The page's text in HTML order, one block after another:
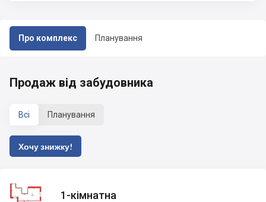
Про комплекс Планування
Продаж від забудовника
Всі Планування
Хочу знижку!
1-кімнатна